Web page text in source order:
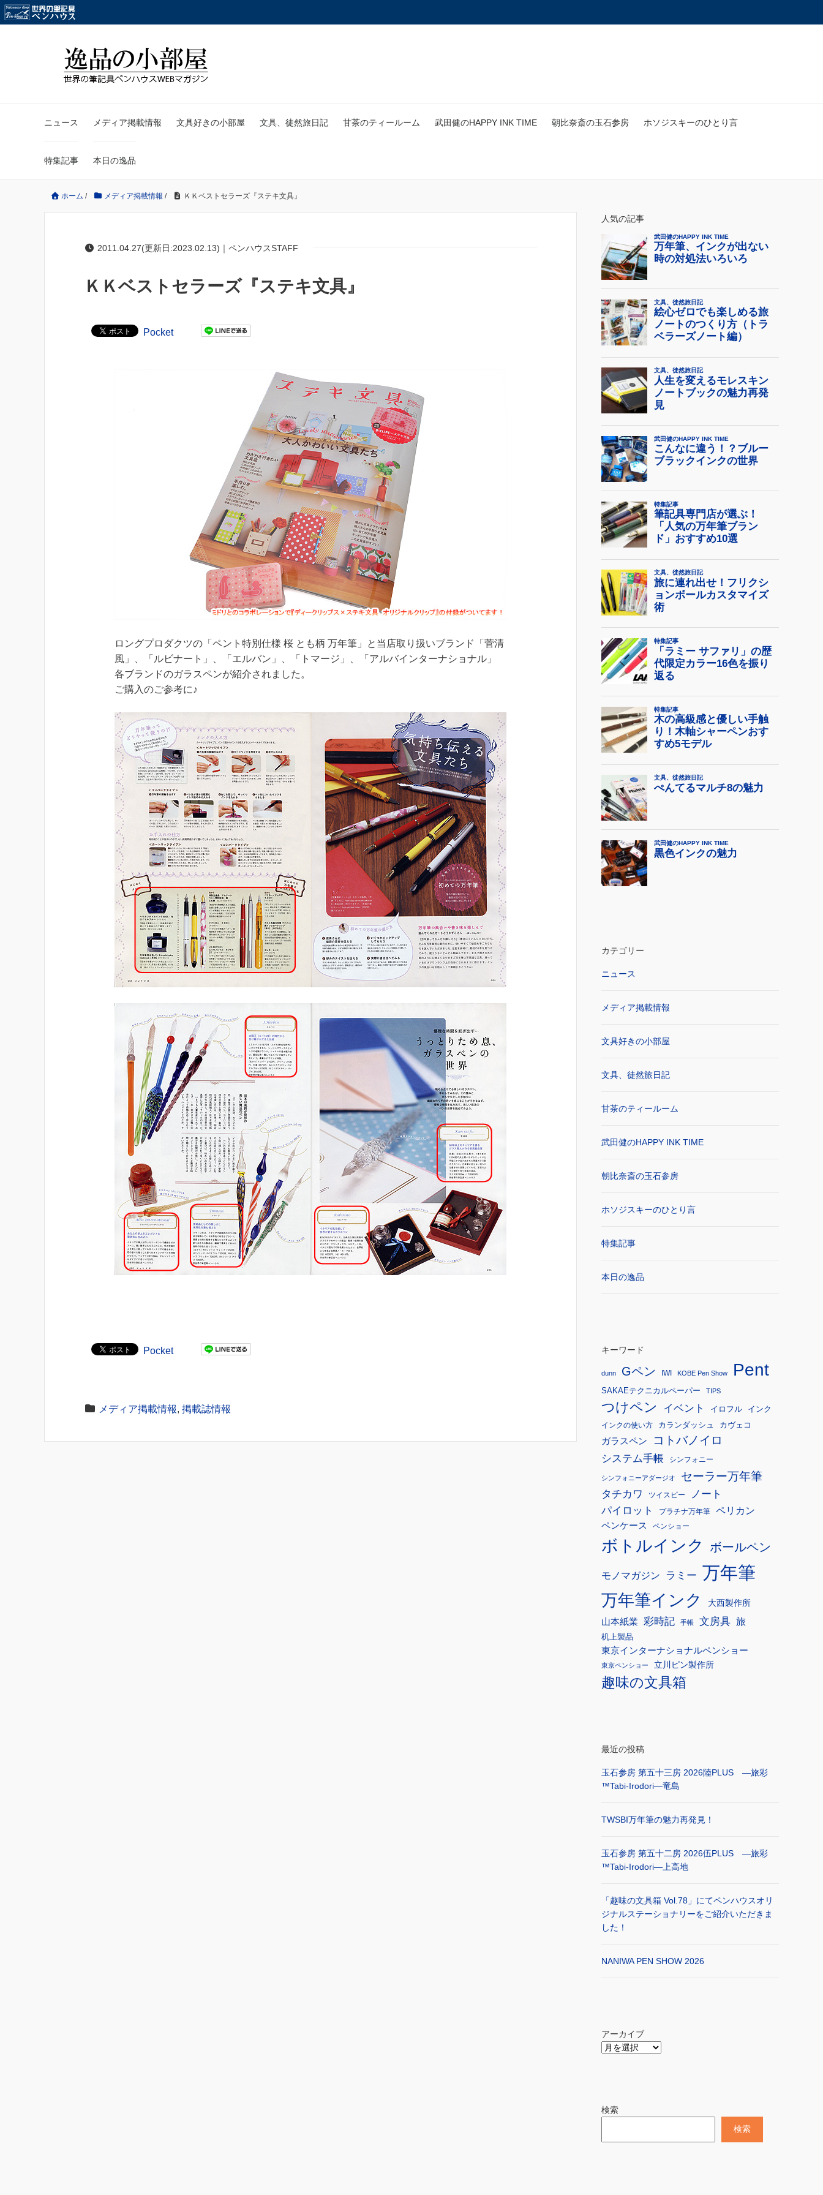
ニュース メディア掲載情報 文具好きの小部屋 文具、徒然旅日記 甘茶のティールーム 武田健のHAPPY INK TIME 朝比奈斎の玉石参房 ホソジスキーのひとり言
特集記事 本日の逸品
ホーム / メディア掲載情報 / ＫＫベストセラーズ『ステキ文具』
2011.04.27(更新日:2023.02.13)｜ペンハウスSTAFF
ＫＫベストセラーズ『ステキ文具』
Pocket
ロングプロダクツの「ペント特別仕様 桜 とも柄 万年筆」と当店取り扱いブランド「菅清
風」、「ルビナート」、「エルバン」、「トマージ」、「アルバインターナショナル」
各ブランドのガラスペンが紹介されました。
ご購入のご参考に♪
Pocket
メディア掲載情報, 掲載誌情報
人気の記事
カテゴリー
ニュース
メディア掲載情報
文具好きの小部屋
文具、徒然旅日記
甘茶のティールーム
武田健のHAPPY INK TIME
朝比奈斎の玉石参房
ホソジスキーのひとり言
特集記事
本日の逸品
キーワード
dunn Gペン IWI KOBE Pen Show Pent
SAKAEテクニカルペーパー TIPS
つけペン イベント イロフル インク
インクの使い方 カランダッシュ カヴェコ
ガラスペン コトバノイロ
システム手帳 シンフォニー
シンフォニーアダージオ セーラー万年筆
タチカワ ツイスビー
ノート
パイロット
プラチナ万年筆 ペリカン
ペンケース ペンショー
ボトルインク ボールペン
モノマガジン ラミー 万年筆
万年筆インク
大西製作所
山本紙業
彩時記 手帳 文房具 旅
机上製品
東京インターナショナルペンショー
東京ペンショー 立川ピン製作所
趣味の文具箱
最近の投稿
玉石参房 第五十三房 2026陸PLUS ―旅彩
™Tabi-Irodori―竜島
TWSBI万年筆の魅力再発見！
玉石参房 第五十二房 2026伍PLUS ―旅彩
™Tabi-Irodori―上高地
「趣味の文具箱 Vol.78」にてペンハウスオリ
ジナルステーショナリーをご紹介いただきま
した！
NANIWA PEN SHOW 2026
アーカイブ
検索
検索